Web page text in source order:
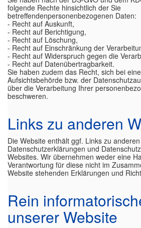
folgende Rechte hinsichtlich der Sie
betreffendenpersonenbezogenen Daten:
- Recht auf Auskunft,
- Recht auf Berichtigung,
- Recht auf Löschung,
- Recht auf Einschränkung der
- Recht auf Widerspruch gegen die
- Recht auf Datenübertragbarkeit.
Sie haben zudem das Recht, sich bei
Aufsichtsbehörde bzw. der
über die Verarbeitung Ihrer
beschweren.
Links zu anderen
Die Website enthält ggf. Links zu
Datenschutzerklärungen und
Websites. Wir übernehmen weder eine
Verantwortung für diese nicht im
Website stehenden Erklärungen und
Rein
unserer Website